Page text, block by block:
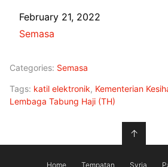
Date
February 21, 2022
In relation to
Semasa
Categories: Semasa
Tags: katil elektronik, Kementerian
Lembaga Tabung Haji (TH)
↑
Home Tempatan Syria